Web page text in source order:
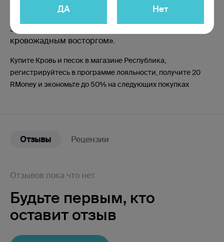
«Все были уверены, что Гальярдо суждено умереть
заставляла публику аплодировать ему с
кровожадным восторгом».
Купите Кровь и песок в магазине Республика,
регистрируйтесь в программе лояльности, получите 20
RMoney и экономьте до 50% на следующих покупках
Отзывы Рецензии
Отзывов пока что нет
Будьте первым, кто
оставит отзыв
ДА Нет